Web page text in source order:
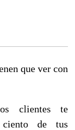
que ver con
clientes te
ciento de tus